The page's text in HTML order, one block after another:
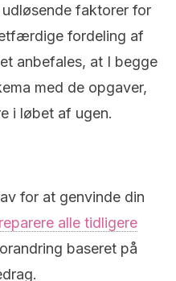
faktorer for
fordeling af
anbefales, at I begge
med de opgaver,
i løbet af ugen.
for at genvinde din
reparere alle tidligere
baseret på